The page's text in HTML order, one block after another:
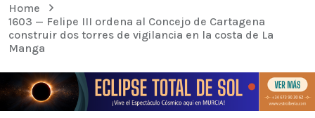
Home
1603 — Felipe III ordena al Concejo de Cartagena
construir dos torres de vigilancia en la costa de La
Manga